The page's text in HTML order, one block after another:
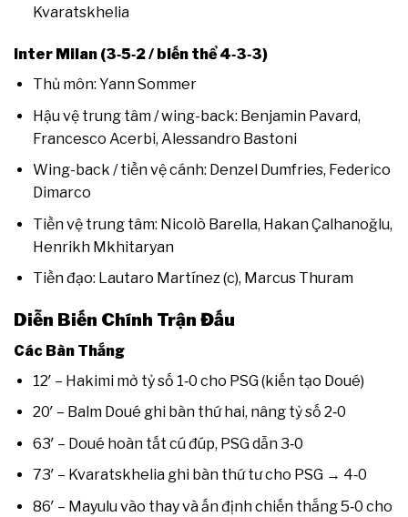
Kvaratskhelia
Inter Milan (3‑5‑2 / biến thể 4‑3‑3)
Thủ môn: Yann Sommer
Hậu vệ trung tâm / wing-back: Benjamin Pavard,
Francesco Acerbi, Alessandro Bastoni
Wing-back / tiền vệ cánh: Denzel Dumfries, Federico
Dimarco
Tiền vệ trung tâm: Nicolò Barella, Hakan Çalhanoğlu,
Henrikh Mkhitaryan
Tiền đạo: Lautaro Martínez (c), Marcus Thuram
Diễn Biến Chính Trận Đấu
Các Bàn Thắng
12′ – Hakimi mở tỷ số 1‑0 cho PSG (kiến tạo Doué)
20′ – Balm Doué ghi bàn thứ hai, nâng tỷ số 2‑0
63′ – Doué hoàn tất cú đúp, PSG dẫn 3‑0
73′ – Kvaratskhelia ghi bàn thứ tư cho PSG → 4‑0
86′ – Mayulu vào thay và ấn định chiến thắng 5‑0 cho